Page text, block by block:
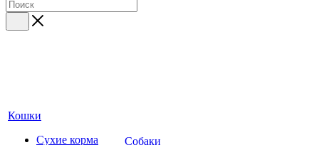
Кошки
Сухие корма
Собаки